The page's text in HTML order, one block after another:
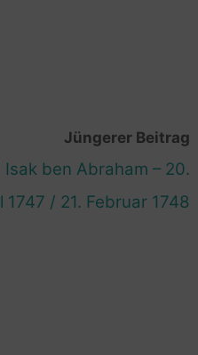
Jüngerer Beitrag
ben Abraham – 20.
1747 / 21. Februar 1748